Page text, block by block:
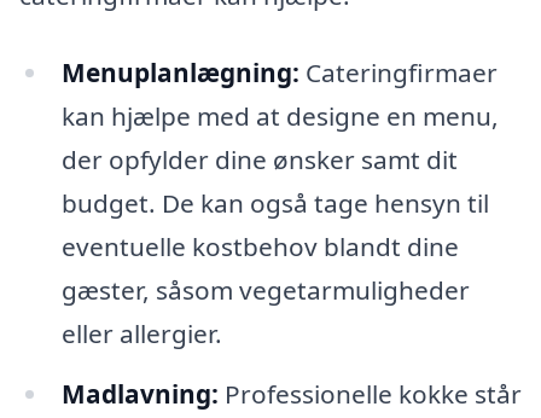
Menuplanlægning: Cateringfirmaer
kan hjælpe med at designe en menu,
der opfylder dine ønsker samt dit
budget. De kan også tage hensyn til
eventuelle kostbehov blandt dine
gæster, såsom vegetarmuligheder
eller allergier.
Madlavning: Professionelle kokke står